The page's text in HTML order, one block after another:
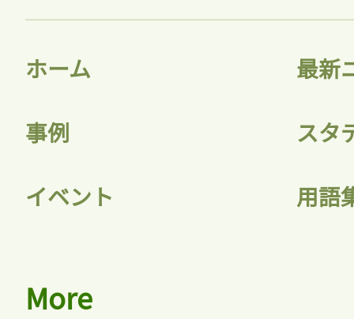
ホーム 最新
事例 スタ
イベント 用語
More